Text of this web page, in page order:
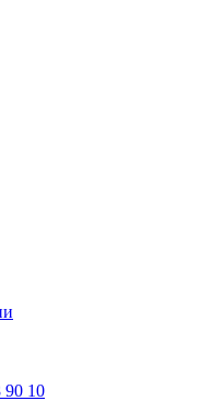
отделочных материалов
90 10